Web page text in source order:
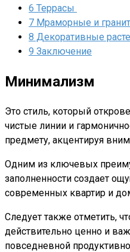
6 Террасы
7 Мраморные и
8 Декоративные
9 Заключение
Минимализм
Это стиль, который
чистые линии и
предмету, акцентируя
Одним из ключевых
заполненности создает
современных квартир и
Следует также отметить,
действительно ценно и
повседневной